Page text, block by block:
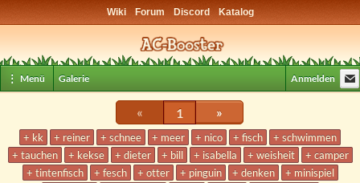
Wiki Forum Discord Katalog
⋮ Menü Galerie Anmelden
« 1 »
+ kk + reiner + schnee + meer + nico + fisch
+ schwimmen
+ tauchen
+ kekse + dieter + bill + isabella + weisheit
+ camper
+ tintenfisch
+ fesch + otter + pinguin + denken
+ minispiel